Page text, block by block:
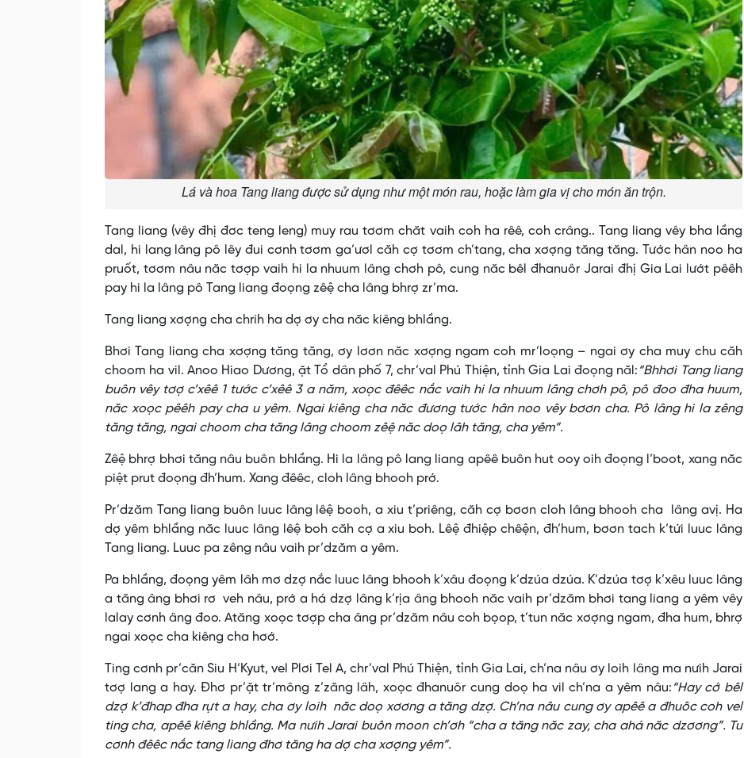
Lá và hoa Tang liang được sử dụng như một món rau, hoặc làm gia vị cho món ăn trộn.
Tang liang (vêy đhị đơc teng leng) muy rau tơơm chăt vaih coh ha rêê, coh crâng.. Tang liang vêy bha lầng
dal, hi lang lâng pô lêy đui cơnh tơơm ga’ươl căh cợ tơơm ch’tang, cha xơợng tăng tăng. Tước hân noo ha
pruốt, tơơm nâu năc tơợp vaih hi la nhuum lâng chơh pô, cung năc bêl đhanuôr Jarai đhị Gia Lai lướt pêêh
pay hi la lâng pô Tang liang đoọng zêệ cha lâng bhrợ zr’ma.
Tang liang xơợng cha chrih ha dợ ơy cha năc kiêng bhlầng.
Bhơi Tang liang cha xơợng tăng tăng, ơy lơơn năc xơợng ngam coh mr’loọng – ngai ơy cha muy chu căh
choom ha vil. Anoo Hiao Dương, ặt Tổ dân phố 7, chr’val Phú Thiện, tỉnh Gia Lai đoọng năl: “Bhhơi Tang liang
buôn vêy tơợ c’xêê 1 tước c’xêê 3 a năm, xoọc đêêc nắc vaih hi la nhuum lâng chơh pô, pô đoo đha huum,
năc xoọc pêêh pay cha u yêm. Ngai kiêng cha năc đương tước hân noo vêy bơơn cha. Pô lâng hi la zêng
tăng tăng, ngai choom cha tăng lâng choom zêệ năc doọ lâh tăng, cha yêm”.
Zêệ bhrợ bhơi tăng nâu buôn bhlầng. Hi la lâng pô lang liang apêê buôn hut ooy oih đoọng l’boot, xang năc
piệt prut đoọng đh’hum. Xang đêêc, cloh lâng bhooh prớ.
Pr’dzăm Tang liang buôn luuc lâng lêệ booh, a xiu t’priêng, căh cợ bơơn cloh lâng bhooh cha lâng avị. Ha
dợ yêm bhlầng năc luuc lâng lêệ boh căh cợ a xiu boh. Lêệ đhiệp chêện, đh’hum, bơơn tach k’tứi luuc lâng
Tang liang. Luuc pa zêng nâu vaih pr’dzăm a yêm.
Pa bhlầng, đoọng yêm lâh mơ dzợ nắc luuc lâng bhooh k’xâu đoọng k’dzúa dzúa. K’dzúa tơợ k’xêu luuc lâng
a tăng âng bhơi rơ veh nâu, prớ a há dzợ lâng k’rịa âng bhooh năc vaih pr’dzăm bhơi tang liang a yêm vêy
lalay cơnh âng đoo. Atăng xoọc tơợp cha âng pr’dzăm nâu coh bọop, t’tun năc xơợng ngam, đha hum, bhrợ
ngai xoọc cha kiêng cha hơớ.
Ting cơnh pr’căn Siu H’Kyut, vel Plơi Tel A, chr’val Phú Thiện, tỉnh Gia Lai, ch’na nâu ơy loih lâng ma nưih Jarai
tơợ lang a hay. Đhơ pr’ặt tr’mông z’zăng lâh, xoọc đhanuôr cung doọ ha vil ch’na a yêm nâu: “Hay cớ bêl
dzợ k’đhap đha rựt a hay, cha ơy loih năc doọ xơơng a tăng dzợ. Ch’na nâu cung ơy apêê a đhuôc coh vel
ting cha, apêê kiêng bhlầng. Ma nưih Jarai buôn moon ch’ơh “cha a tăng năc zay, cha ahá năc dzơơng”. Tu
cơnh đêêc nắc tang liang đhơ tăng ha dợ cha xơợng yêm”.